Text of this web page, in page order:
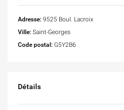
Adresse: 9525 Boul. Lacroix
Ville: Saint-Georges
Code postal: G5Y2B6
Détails